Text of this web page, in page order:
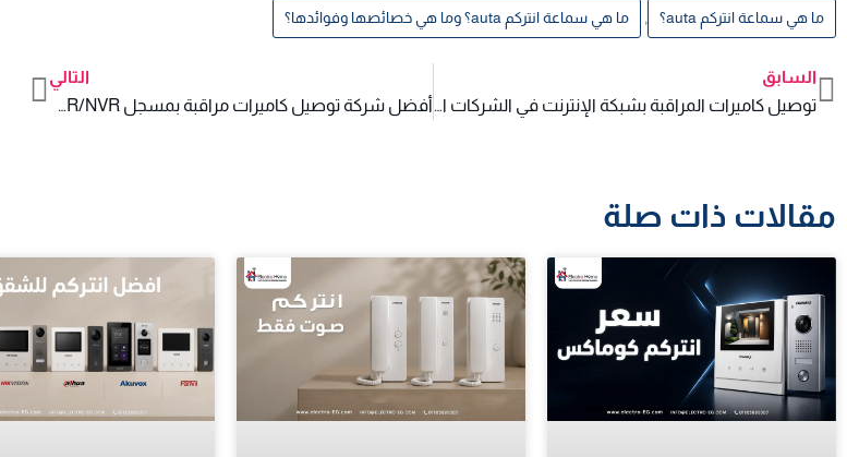
ما هي سماعة انتركم auta؟ , ما هي سماعة انتركم auta؟ وما هي خصائصها وفوائدها؟
Prev
السابق
توصيل كاميرات المراقبة بشبكة الإنترنت في الشركات الكبرى
التالي
أفضل شركة توصيل كاميرات مراقبة بمسجل DVR/NVR Next
مقالات ذات صلة